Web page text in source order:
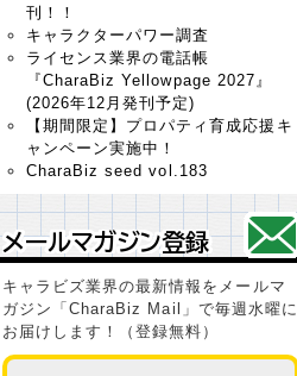
刊！！
キャラクターパワー調査
ライセンス業界の電話帳
『CharaBiz Yellowpage 2027』
(2026年12月発刊予定)
【期間限定】プロパティ育成応援キ
ャンペーン実施中！
CharaBiz seed vol.183
メールマガジン登録
メールマガジン登録
キャラビズ業界の最新情報をメールマ
ガジン「CharaBiz Mail」で毎週水曜に
お届けします！（登録無料）